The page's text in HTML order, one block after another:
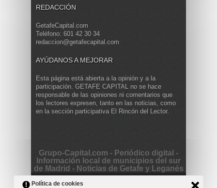
REDACCIÓN
GetafeCapital.com
Teléfono: 601 42 30 34
redaccion@getafecapital.com
AYÚDANOS A MEJORAR
Esta página está abierta a la opinión y a la
participación. GETAFE CAPITAL no se hace
responsable de las opiniones ni comentarios que
los lectores expresen, tanto en las noticias, como
en la sección participativa El Rincón del Lector.
Grupo-Capital.com - Periódico digital -
Información local de municipios del sur
de Madrid - Noticias de Getafe y Leganés
Copyright © 2013 Getafe Capital. Powered by
Project
Política de cookies